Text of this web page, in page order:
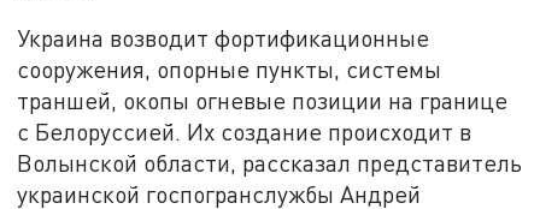
Украина возводит фортификационные
сооружения, опорные пункты, системы
траншей, окопы огневые позиции на границе
с Белоруссией. Их создание происходит в
Волынской области, рассказал представитель
украинской госпогранслужбы Андрей